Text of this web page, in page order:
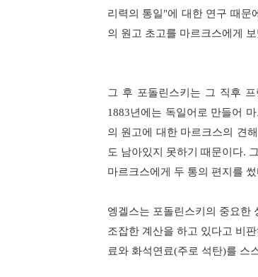
리력의 통일"에 대한 연구 때문
의 원고 초고를 마르크스에게
그 후 포돌린스키는 그 직후
1883년에는 독일어로 만들어
의 원고에 대한 마르크스의 견
도 남아있지 못하기 때문이다.
마르크스에게 두 통의 편지를
엥겔스는 포돌린스키의 중요한
조잡한 계산을 하고 있다고 비
료와 화석연료(주로 석탄)를 스